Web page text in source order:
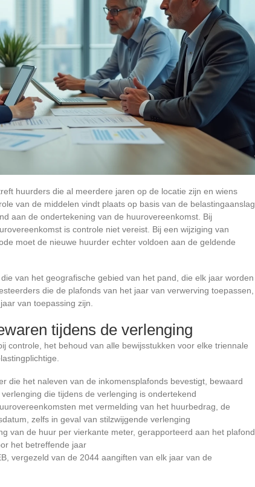
huurders die al meerdere jaren op de locatie zijn en wiens
van de middelen vindt plaats op basis van de belastingaanslag
aan de ondertekening van de huurovereenkomst. Bij
is controle niet vereist. Bij een wijziging van
moet de nieuwe huurder echter voldoen aan de geldende
van het geografische gebied van het pand, die elk jaar worden
die de plafonds van het jaar van verwerving toepassen,
van toepassing zijn.
tijdens de verlenging
controle, het behoud van alle bewijsstukken voor elke triennale
die het naleven van de inkomensplafonds bevestigt, bewaard
die tijdens de verlenging is ondertekend
met vermelding van het huurbedrag, de
zelfs in geval van stilzwijgende verlenging
van de huur per vierkante meter, gerapporteerd aan het plafond
het betreffende jaar
vergezeld van de 2044 aangiften van elk jaar van de